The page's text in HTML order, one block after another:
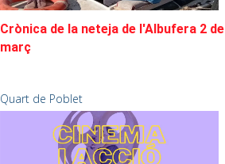
Crònica de la neteja de l'Albufera 2 de
març
Quart de Poblet